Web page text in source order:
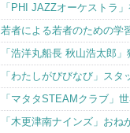
「PHI JAZZオーケストラ
若者による若者のための学
「浩洋丸船長 秋山浩太郎
「わたしがびびなび」ス
「マタタSTEAMクラブ」
「木更津南ナインズ」おね